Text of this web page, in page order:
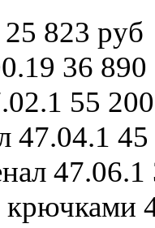
25 823 руб
36 890
55
47.04.1
47.06.1
крючками